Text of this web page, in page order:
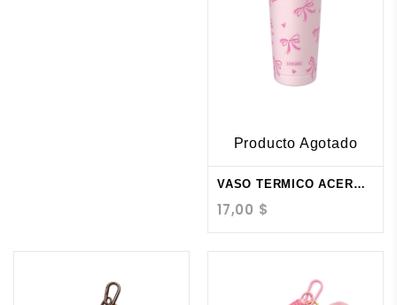
Producto Agotado
VASO TERMICO ACERO...
17,00 $